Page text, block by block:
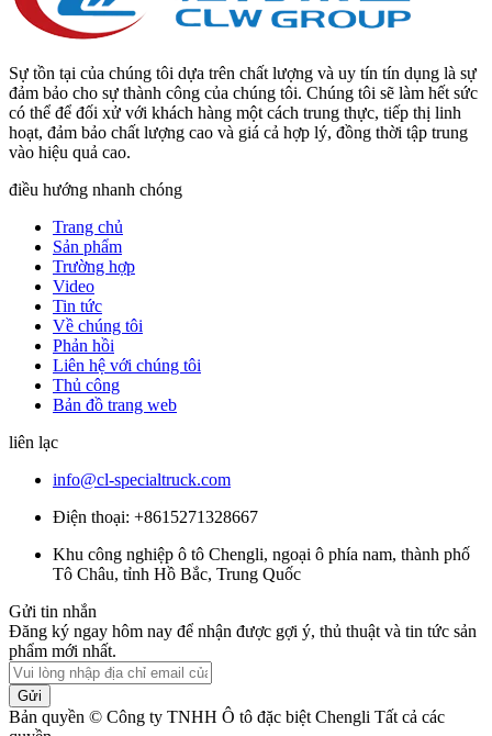
Sự tồn tại của chúng tôi dựa trên chất lượng và uy tín tín dụng là sự
đảm bảo cho sự thành công của chúng tôi. Chúng tôi sẽ làm hết sức
có thể để đối xử với khách hàng một cách trung thực, tiếp thị linh
hoạt, đảm bảo chất lượng cao và giá cả hợp lý, đồng thời tập trung
vào hiệu quả cao.
điều hướng nhanh chóng
Trang chủ
Sản phẩm
Trường hợp
Video
Tin tức
Về chúng tôi
Phản hồi
Liên hệ với chúng tôi
Thủ công
Bản đồ trang web
liên lạc
info@cl-specialtruck.com
Điện thoại: +8615271328667
Khu công nghiệp ô tô Chengli, ngoại ô phía nam, thành phố
Tô Châu, tỉnh Hồ Bắc, Trung Quốc
Gửi tin nhắn
Đăng ký ngay hôm nay để nhận được gợi ý, thủ thuật và tin tức sản
phẩm mới nhất.
Gửi
Bản quyền © Công ty TNHH Ô tô đặc biệt Chengli Tất cả các